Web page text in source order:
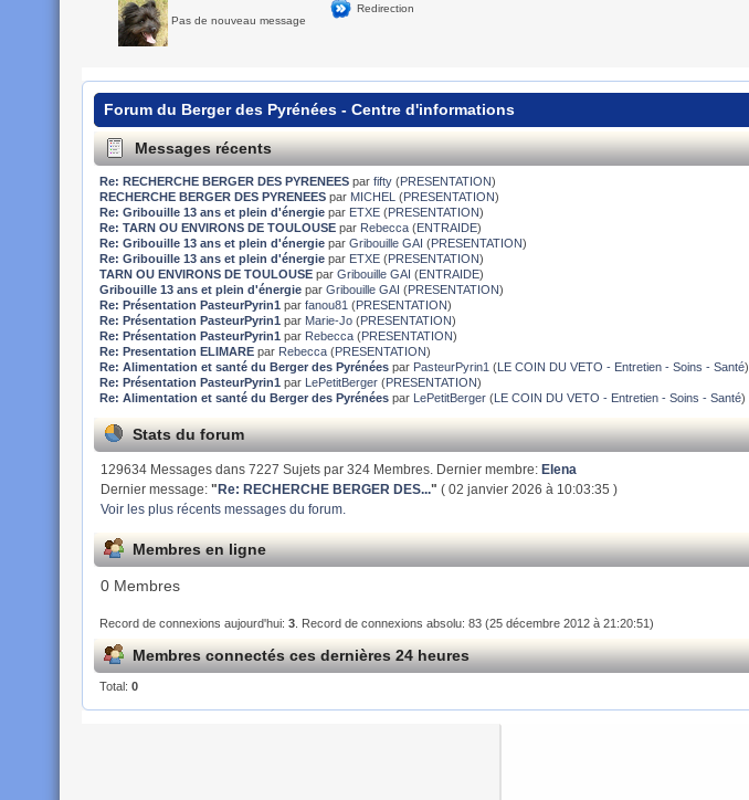
Pas de nouveau message
Redirection
Forum du Berger des Pyrénées - Centre d'informations
Messages récents
Re: RECHERCHE BERGER DES PYRENEESparfifty (PRESENTATION)
RECHERCHE BERGER DES PYRENEESpar MICHEL (PRESENTATION)
Re: Gribouille 13 ans et plein d'énergie par ETXE (PRESENTATION)
Re: TARN OU ENVIRONS DE TOULOUSE par Rebecca (ENTRAIDE)
Re: Gribouille 13 ans et plein d'énergie parGribouille GAI (PRESENTATION)
Re: Gribouille 13 ans et plein d'énergie par ETXE (PRESENTATION)
TARN OU ENVIRONS DE TOULOUSE parGribouille GAI (ENTRAIDE)
Gribouille 13 ans et plein d'énergie parGribouille GAI (PRESENTATION)
Re: Présentation PasteurPyrin1 parfanou81 (PRESENTATION)
Re: Présentation PasteurPyrin1 par Marie-Jo (PRESENTATION)
Re: Présentation PasteurPyrin1 par Rebecca (PRESENTATION)
Re: Presentation ELIMARE par Rebecca (PRESENTATION)
Re: Alimentation et santé du Berger des Pyrénées par PasteurPyrin1 (LE COIN DU VETO - Entretien - Soins - Santé)
Re: Présentation PasteurPyrin1 par LePetitBerger (PRESENTATION)
Re: Alimentation et santé du Berger des Pyrénées par LePetitBerger (LE COIN DU VETO - Entretien - Soins - Santé)
Stats du forum
129634 Messages dans 7227 Sujets par 324 Membres. Dernier membre: Elena
Dernier message: " Re: RECHERCHE BERGER DES..." ( 02 janvier 2026 à 10:03:35 )
Voir les plus récents messages du forum.
Membres en ligne
0 Membres
Record de connexions aujourd'hui: 3. Record de connexions absolu: 83 (25 décembre 2012 à 21:20:51)
Membres connectés ces dernières 24 heures
Total: 0